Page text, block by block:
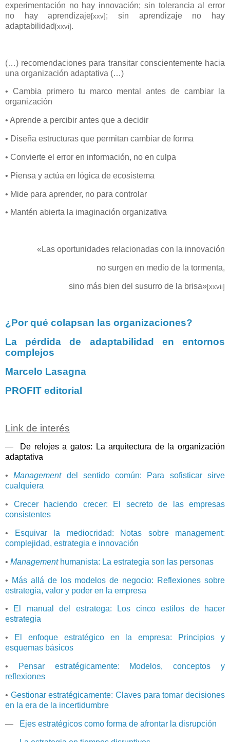
experimentación no hay innovación; sin tolerancia al error
no hay aprendizaje[xxv] ; sin aprendizaje no hay
adaptabilidad [xxvi] .
(…) recomendaciones para transitar conscientemente hacia
una organización adaptativa (…)
• Cambia primero tu marco mental antes de cambiar la
organización
• Aprende a percibir antes que a decidir
• Diseña estructuras que permitan cambiar de forma
• Convierte el error en información, no en culpa
• Piensa y actúa en lógica de ecosistema
• Mide para aprender, no para controlar
• Mantén abierta la imaginación organizativa
«Las oportunidades relacionadas con la innovación
no surgen en medio de la tormenta,
sino más bien del susurro de la brisa»[xxvii]
¿Por qué colapsan las organizaciones?
La pérdida de adaptabilidad en entornos
complejos
Marcelo Lasagna
PROFIT editorial
Link de interés
—
De relojes a gatos: La arquitectura de la organización
adaptativa
•Managementdel sentido común: Para sofisticar sirve
cualquiera
• Crecer haciendo crecer: El secreto de las empresas
consistentes
•
Esquivar la mediocridad: Notas sobre management:
complejidad, estrategia e innovación
• Managementhumanista: La estrategia son las personas
• Más allá de los modelos de negocio: Reflexiones sobre
estrategia, valor y poder en la empresa
• El manual del estratega: Los cinco estilos de hacer
estrategia
•
El enfoque estratégico en la empresa: Principios y
esquemas básicos
•
Pensar estratégicamente: Modelos, conceptos y
reflexiones
• Gestionar estratégicamente: Claves para tomar decisiones
en la era de la incertidumbre
— Ejes estratégicos como forma de afrontar la disrupción